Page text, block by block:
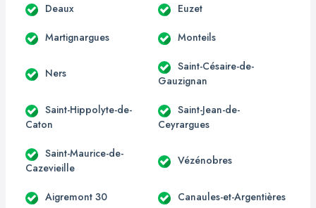
Deaux Euzet
Martignargues Monteils
Ners
Saint-Césaire-de-
Gauzignan
Saint-Hippolyte-de-
Caton
Saint-Jean-de-
Ceyrargues
Saint-Maurice-de-
Cazevieille
Vézénobres
Aigremont 30 Canaules-et-Argentières